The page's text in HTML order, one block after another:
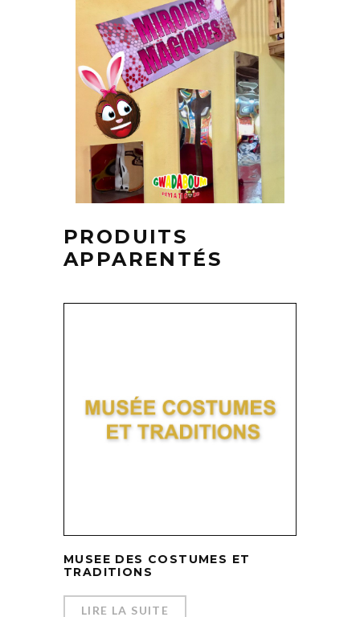
PRODUITS
APPARENTÉS
MUSEE DES COSTUMES ET
TRADITIONS
LIRE LA SUITE